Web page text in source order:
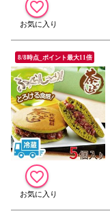
8/8時点_ポイント最大11倍